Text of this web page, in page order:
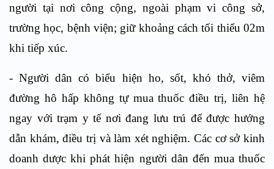
người tại nơi công cộng, ngoài phạm vi công sở,
trường học, bệnh viện; giữ khoảng cách tối thiểu 02m
khi tiếp xúc.
- Người dân có biểu hiện ho, sốt, khó thở, viêm
đường hô hấp không tự mua thuốc điều trị, liên hệ
ngay với trạm y tế nơi đang lưu trú để được hướng
dẫn khám, điều trị và làm xét nghiệm. Các cơ sở kinh
doanh dược khi phát hiện người dân đến mua thuốc